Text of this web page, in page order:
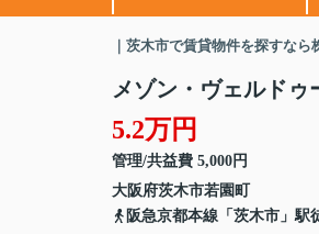
｜茨木市で賃貸物件を探すな
メゾン・ヴェルドゥ
5.2万円
管理/共益費 5,000円
大阪府茨木市若園町
阪急京都本線「茨木市」駅